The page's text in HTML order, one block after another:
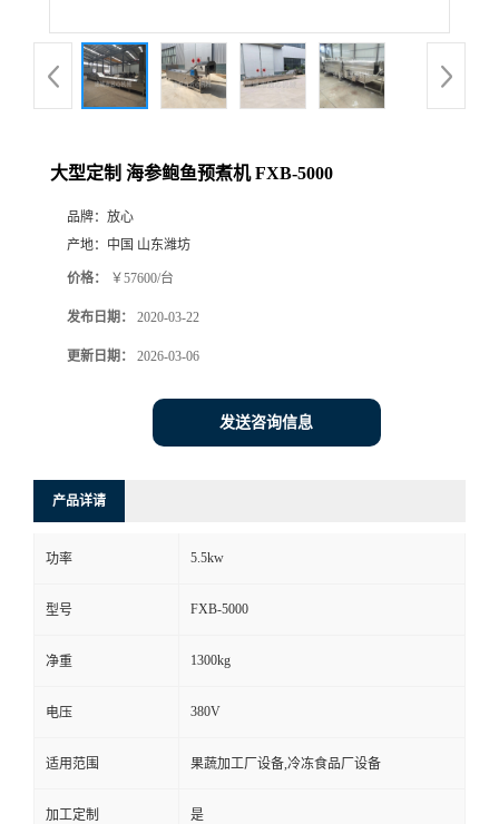
大型定制 海参鲍鱼预煮机 FXB-5000
品牌： 放心
产地： 中国 山东潍坊
价格： ￥57600/台
发布日期： 2020-03-22
更新日期： 2026-03-06
发送咨询信息
产品详请
功率 5.5kw
型号 FXB-5000
净重 1300kg
电压 380V
适用范围 果蔬加工厂设备,冷冻食品厂设备
加工定制 是